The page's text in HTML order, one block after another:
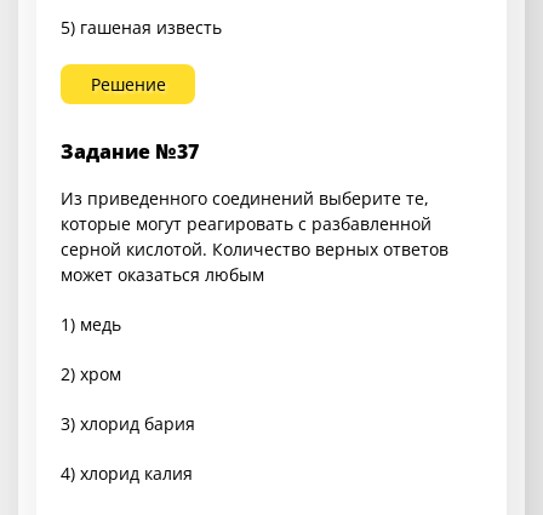
5) гашеная известь
Решение
Задание №37
Из приведенного соединений выберите те,
которые могут реагировать с разбавленной
серной кислотой. Количество верных ответов
может оказаться любым
1) медь
2) хром
3) хлорид бария
4) хлорид калия